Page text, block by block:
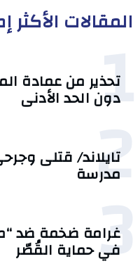
المقالات الأكثر
1
تحذير من عمادة
دون الحد الأدنى
2
تايلاند/ قتلى
مدرسة
3
غرامة ضخمة ضد
في حماية القُصّر